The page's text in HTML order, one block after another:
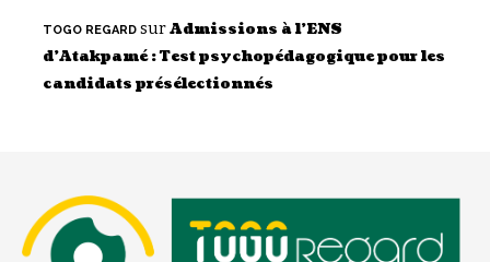
TOGO REGARD surAdmissions à l’ENS
d’Atakpamé : Test psychopédagogique pour les
candidats présélectionnés